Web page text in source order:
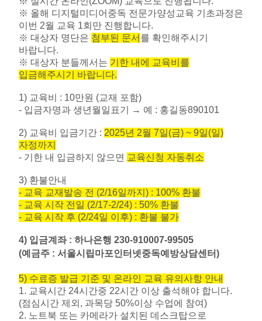
※ 올해 디지털미디어중독 전문가양성교육 기초과정은
이번 2월 교육 1회만 진행합니다.
※ 대상자 명단은 첨부된 문서 를 확인해주시기
바랍니다.
※ 대상자 분들께서는 기한 내에 교육비를
입금해주시기 바랍니다.
1) 교육비 : 10만원 (교재 포함)
- 입금자명과 생년월일표기 → 예 : 홍길동890101
2) 교육비 입금기간 : 2025년 2월 7일(금) ~ 9일(일)
자정까지
- 기한 내 입금하지 않으면 교육신청 자동취소
3) 환불안내
- 교육 교재발송 전 (2/16일까지 ) : 100% 환불
- 교육 시작 전일 (2/17-2/24) : 50% 환불
- 교육 시작 후 (2/24일 이후) : 환불 불가
4) 입금계좌 : 하나은행 230-910007-99505
(예금주 : 서울시립마포인터넷중독예방상담센터)
5) 수료증 발급 기준 및 온라인 교육 유의사항 안내
1. 교육시간 24시간중 22시간 이상 출석해야 합니다.
(점심시간 제외 , 과목당 50%이상 수업에 참여)
2. 노트북 또는 카메라가 설치된 데스크탑으로